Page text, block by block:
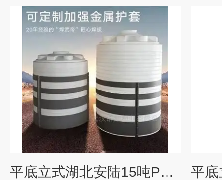
平底立式湖北安陆15吨PE塑料水箱水处理药剂储罐